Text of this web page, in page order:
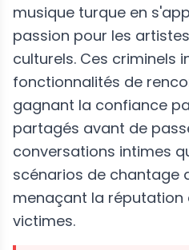
musique turque en
passion pour les
culturels. Ces criminels
fonctionnalités de
gagnant la confiance
partagés avant de
conversations intimes
scénarios de chantage
menaçant la réputation
victimes.